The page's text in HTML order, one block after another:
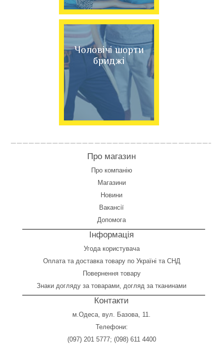
Чоловічі шорти
бриджі
Про магазин
Про компанію
Магазини
Новини
Вакансії
Допомога
Інформація
Угода користувача
Оплата та доставка товару по Україні та СНД
Повернення товару
Знаки догляду за товарами, догляд за тканинами
Контакти
м.Одеса, вул. Базова, 11.
Телефони:
(097) 201 5777; (098) 611 4400